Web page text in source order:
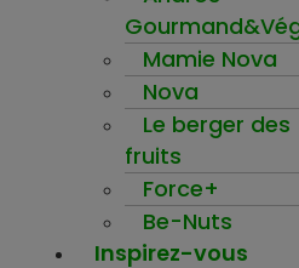
Mamie Nova
Nova
Le berger des
fruits
Force+
Be-Nuts
Inspirez-vous